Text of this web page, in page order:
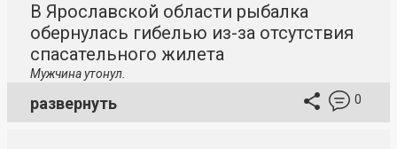
В Ярославской области рыбалка
обернулась гибелью из-за отсутствия
спасательного жилета
Мужчина утонул.
развернуть 0